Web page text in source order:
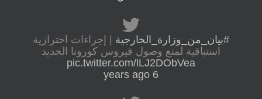
#بيان_من_وزارة_الخارجية | إجراءات احترازية
استباقية لمنع وصول فيروس كورونا الجديد
pic.twitter.com/lLJ2DObVea
6 years ago